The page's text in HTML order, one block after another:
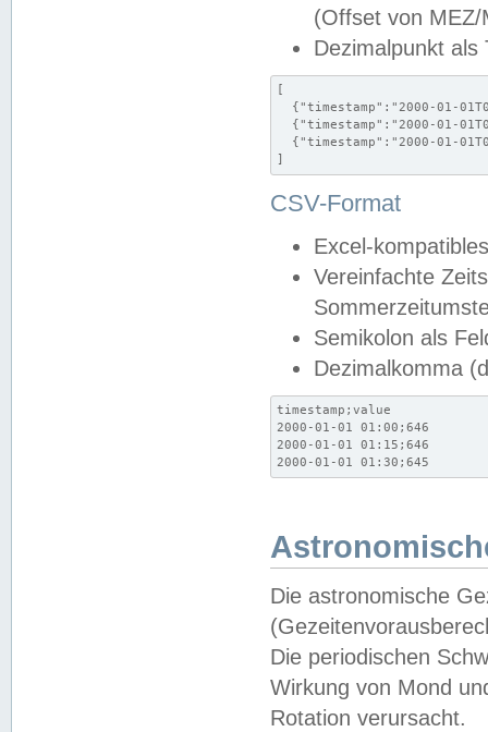
(Offset von MEZ/
Dezimalpunkt als
[
{"timestamp":"2000-01-
{"timestamp":"2000-01-
{"timestamp":"2000-01-
]
CSV-Format
Excel-
Vereinfachte
Semikolon als
Dezimalkomma
timestamp;value
2000-01-01 01:00;646
2000-01-01 01:15;646
2000-01-01 01:30;645
Die astronomische
Die periodischen
Wirkung von Mond
Rotation verursacht.